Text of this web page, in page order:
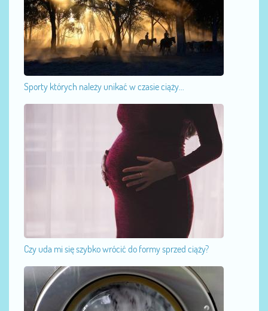
Sporty których należy unikać w czasie ciąży...
Czy uda mi się szybko wrócić do formy sprzed ciąży?